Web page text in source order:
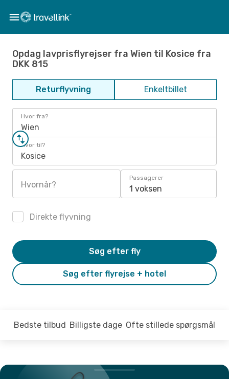
Opdag lavprisflyrejser fra Wien til Kosice fra
DKK 815
Returflyvning Enkeltbillet
Hvor fra?
Wien
Hvor til?
Kosice
Hvornår?
Passagerer
1 voksen
Direkte flyvning
Søg efter flyrejse + hotel
Søg efter fly
Bedste tilbud Billigste dage Ofte stillede spørgsmål